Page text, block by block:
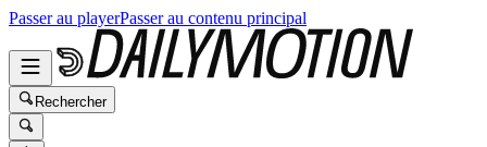
Passer au playerPasser au contenu principal
Rechercher